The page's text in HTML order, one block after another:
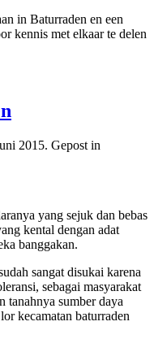
in Baturraden en een
kennis met elkaar te delen
2015. Gepost in
yang sejuk dan bebas
kental dengan adat
banggakan.
sangat disukai karena
sebagai masyarakat
tanahnya sumber daya
kecamatan baturraden